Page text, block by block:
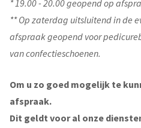
* 19.00 - 20.00 geopend op
** Op zaterdag uitsluitend in de
afspraak geopend voor
van confectieschoenen.
Om u zo goed mogelijk te
afspraak.
Dit geldt voor al onze